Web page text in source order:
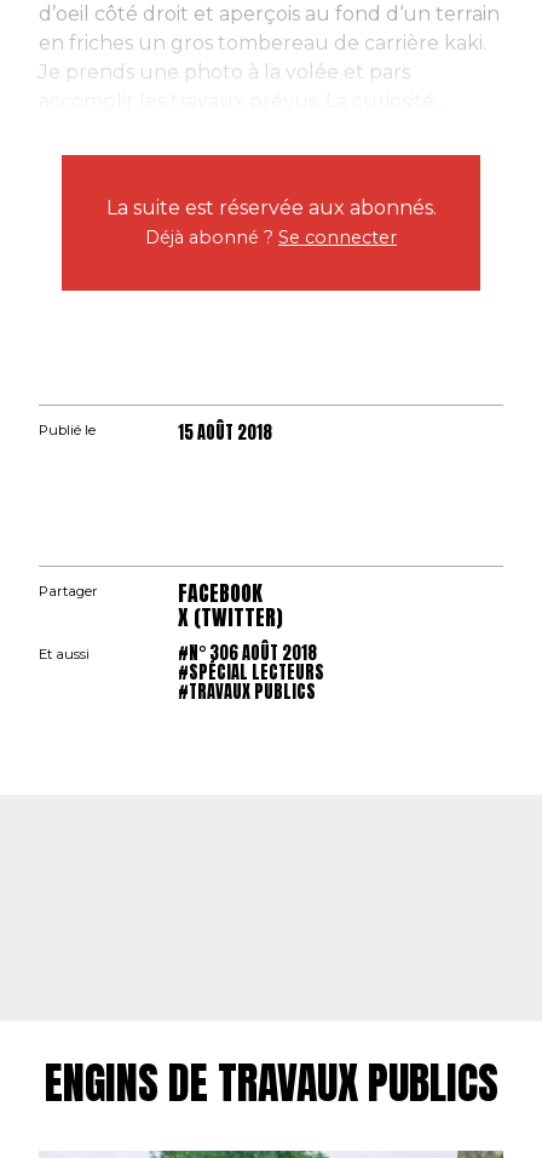
d’oeil côté droit et aperçois au fond d‘un terrain
en friches un gros tombereau de carrière kaki.
Je prends une photo à la volée et pars
La suite est réservée aux abonnés.
Déjà abonné ? Se connecter
Publié le 15 AOÛT 2018
Partager FACEBOOK
X (TWITTER)
Et aussi #N° 306 AOÛT 2018
#SPÉCIAL LECTEURS
#TRAVAUX PUBLICS
ENGINS DE TRAVAUX PUBLICS